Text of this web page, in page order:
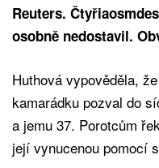
Reuters.
osobně nedostavil.
Huthová vypověděla,
kamarádku pozval do
a jemu 37. Porotcům
její vynucenou pomocí